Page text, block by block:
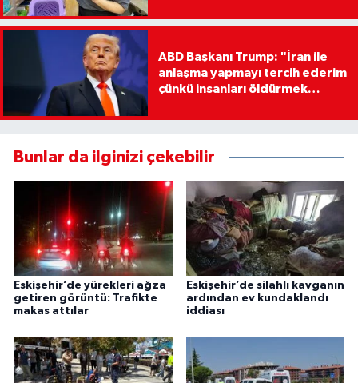
ABD Başkanı Trump: "İran ile
anlaşma yapmayı tercih ederim
çünkü insanları öldürmek
Bunlar da ilginizi çekebilir
Eskişehir’de yürekleri ağza
getiren görüntü: Trafikte
makas attılar
Eskişehir’de silahlı kavganın
ardından ev kundaklandı
iddiası